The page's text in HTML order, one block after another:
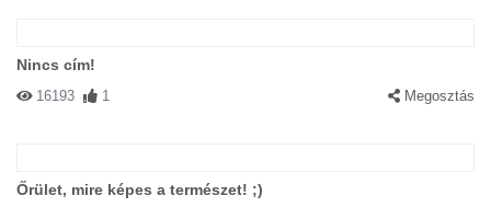
Nincs cím!
16193 1 Megosztás
Őrület, mire képes a természet! ;)